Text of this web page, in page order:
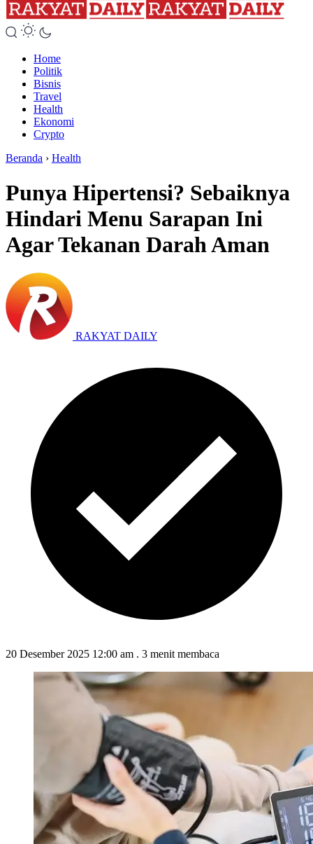
Home
Politik
Bisnis
Travel
Health
Ekonomi
Crypto
Beranda › Health
Punya Hipertensi? Sebaiknya
Hindari Menu Sarapan Ini
Agar Tekanan Darah Aman
RAKYAT DAILY
20 Desember 2025 12:00 am . 3 menit membaca